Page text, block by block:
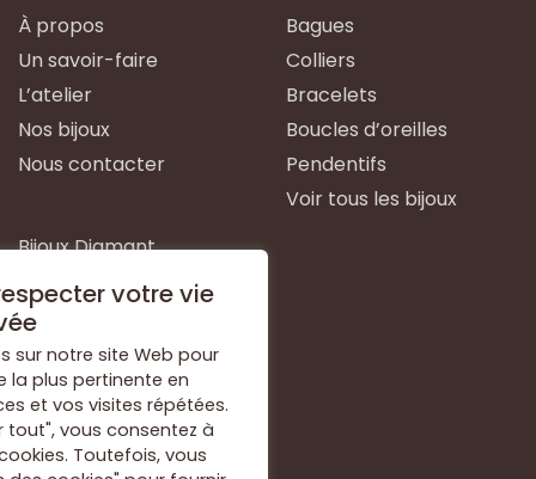
À propos
Un savoir-faire
L’atelier
Nos bijoux
Nous contacter
Bagues
Colliers
Bracelets
Boucles d’oreilles
Pendentifs
Voir tous les bijoux
Bijoux Diamant
Bijoux Emeraude
Bijoux Or Blanc
Bijoux Or Jaune
Bijoux Argent
Voir tous les types de
bijoux
votre vie
sur notre site Web pour
la plus pertinente en
et vos visites répétées.
tout", vous consentez à
Toutefois, vous